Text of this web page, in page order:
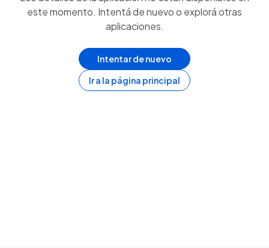
este momento. Intentá de nuevo o explorá otras
aplicaciones.
Intentar de nuevo
Ir a la página principal